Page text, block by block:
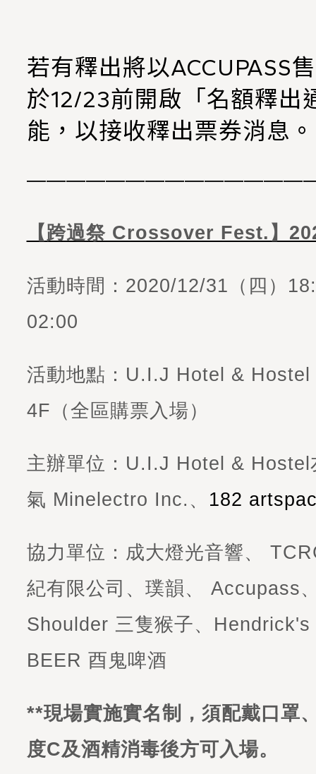
若有釋出將以ACCUPASS
於12/23前開啟「名額釋出
能，以接收釋出票券消息。
【跨過祭 Crossover Fest.】
活動時間：2020/12/31（四）
02:00
活動地點：U.I.J Hotel &
4F（全區購票入場）
主辦單位：U.I.J Hotel & Hostel
氣 Minelectro Inc.、 182
協力單位：成大燈光音響、
紀有限公司、璞韻、 Accupass
Shoulder 三隻猴子、
BEER 酉鬼啤酒
**現場實施實名制，須配戴口罩
度C及酒精消毒後方可入場。